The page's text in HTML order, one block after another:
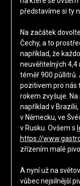
představíme si ty
Na začátek
Čechy, a to
například, že
neuvěřitelných 4,4
téměř 900 půllitrů.
pozitivem pro nás
rokem zvyšuje.
například v
v Německu, ve
v Rusku. Ovšem s
https://
zřízením malé
A nyní už na
vůbec nejsilnější